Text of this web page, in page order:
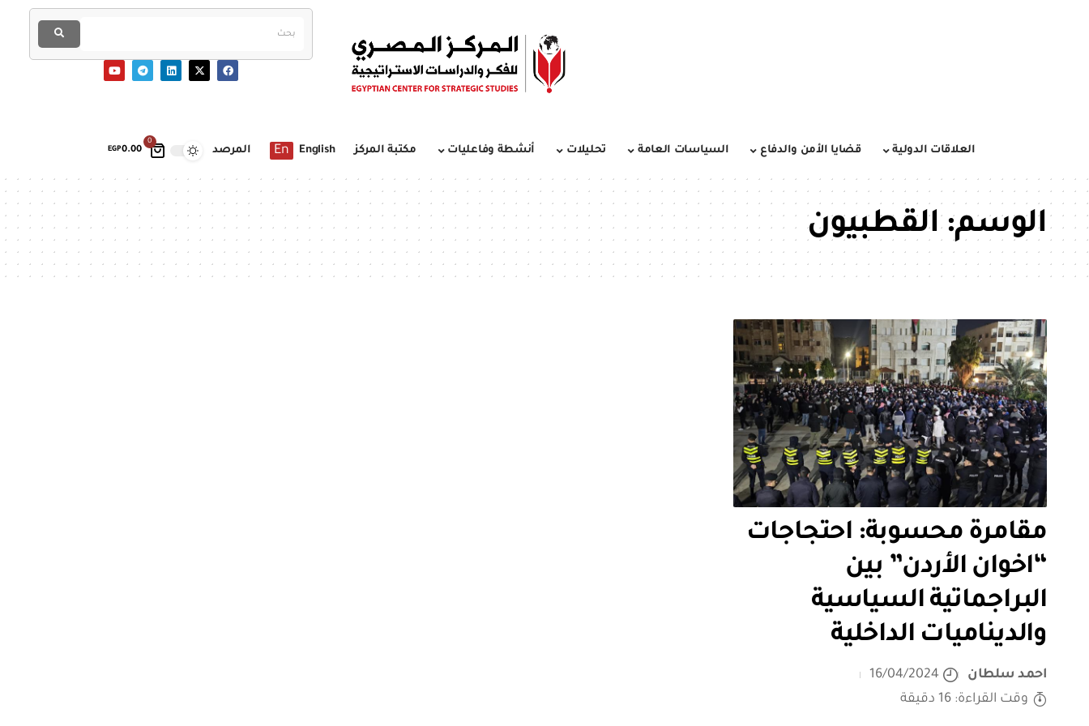
0
EGP0.00 العلاقات الدولية قضايا الأمن والدفاع السياسات العامة تحليلات أنشطة وفاعليات مكتبة المركز English
En المرصد
الوسم:القطبيون
مقامرة محسوبة: احتجاجات
“اخوان الأردن” بين
البراجماتية السياسية
والديناميات الداخلية
احمد سلطان
16/04/2024
وقت القراءة: 16 دقيقة